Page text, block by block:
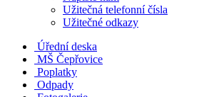
Užitečná telefonní čísla
Užitečné odkazy
Úřední deska
MŠ Čepřovice
Poplatky
Odpady